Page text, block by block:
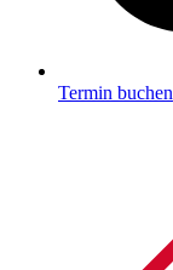
Termin buchen